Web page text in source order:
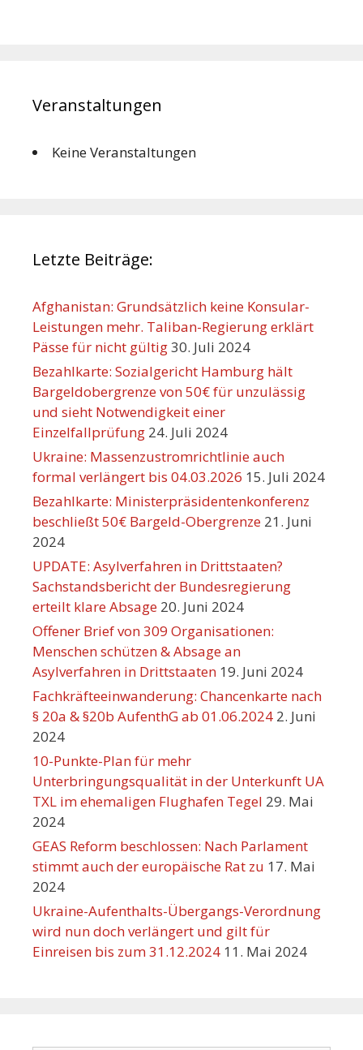
Veranstaltungen
Keine Veranstaltungen
Letzte Beiträge:
Afghanistan: Grundsätzlich keine Konsular-
Leistungen mehr. Taliban-Regierung erklärt
Pässe für nicht gültig30. Juli 2024
Bezahlkarte: Sozialgericht Hamburg hält
Bargeldobergrenze von 50€ für unzulässig
und sieht Notwendigkeit einer
Einzelfallprüfung 24. Juli 2024
Ukraine: Massenzustromrichtlinie auch
formal verlängert bis 04.03.2026 15. Juli 2024
Bezahlkarte: Ministerpräsidentenkonferenz
beschließt 50€ Bargeld-Obergrenze 21. Juni
2024
UPDATE: Asylverfahren in Drittstaaten?
Sachstandsbericht der Bundesregierung
erteilt klare Absage 20. Juni 2024
Offener Brief von 309 Organisationen:
Menschen schützen & Absage an
Asylverfahren in Drittstaaten 19. Juni 2024
Fachkräfteeinwanderung: Chancenkarte nach
§ 20a & §20b AufenthG ab 01.06.2024 2. Juni
2024
10-Punkte-Plan für mehr
Unterbringungsqualität in der Unterkunft UA
TXL im ehemaligen Flughafen Tegel 29. Mai
2024
GEAS Reform beschlossen: Nach Parlament
stimmt auch der europäische Rat zu 17. Mai
2024
Ukraine-Aufenthalts-Übergangs-Verordnung
wird nun doch verlängert und gilt für
Einreisen bis zum 31.12.2024 11. Mai 2024